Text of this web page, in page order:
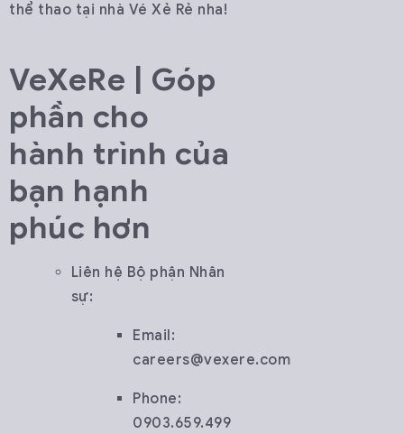
thể thao tại nhà Vé Xẻ Rẻ nha!
VeXeRe | Góp
phần cho
hành trình của
bạn hạnh
phúc hơn
Liên hệ Bộ phận Nhân
sự:
Email:
careers@vexere.com
Phone:
0903.659.499